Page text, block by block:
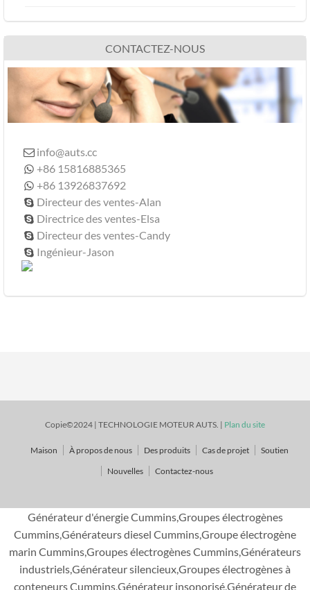
CONTACTEZ-NOUS
 info@auts.cc
 +86 15816885365
 +86 13926837692
 Directeur des ventes-Alan
 Directrice des ventes-Elsa
 Directeur des ventes-Candy
 Ingénieur-Jason
Copie©2024 | TECHNOLOGIE MOTEUR AUTS. | Plan du site
Maison À propos de nous Des produits Cas de projet
Soutien
Nouvelles
Contactez-nous
Générateur d'énergie Cummins,Groupes électrogènes
Cummins,Générateurs diesel Cummins,Groupe électrogène
marin Cummins,Groupes électrogènes Cummins,Générateurs
industriels,Générateur silencieux,Groupes électrogènes à
conteneurs Cummins,Générateur insonorisé,Générateur de